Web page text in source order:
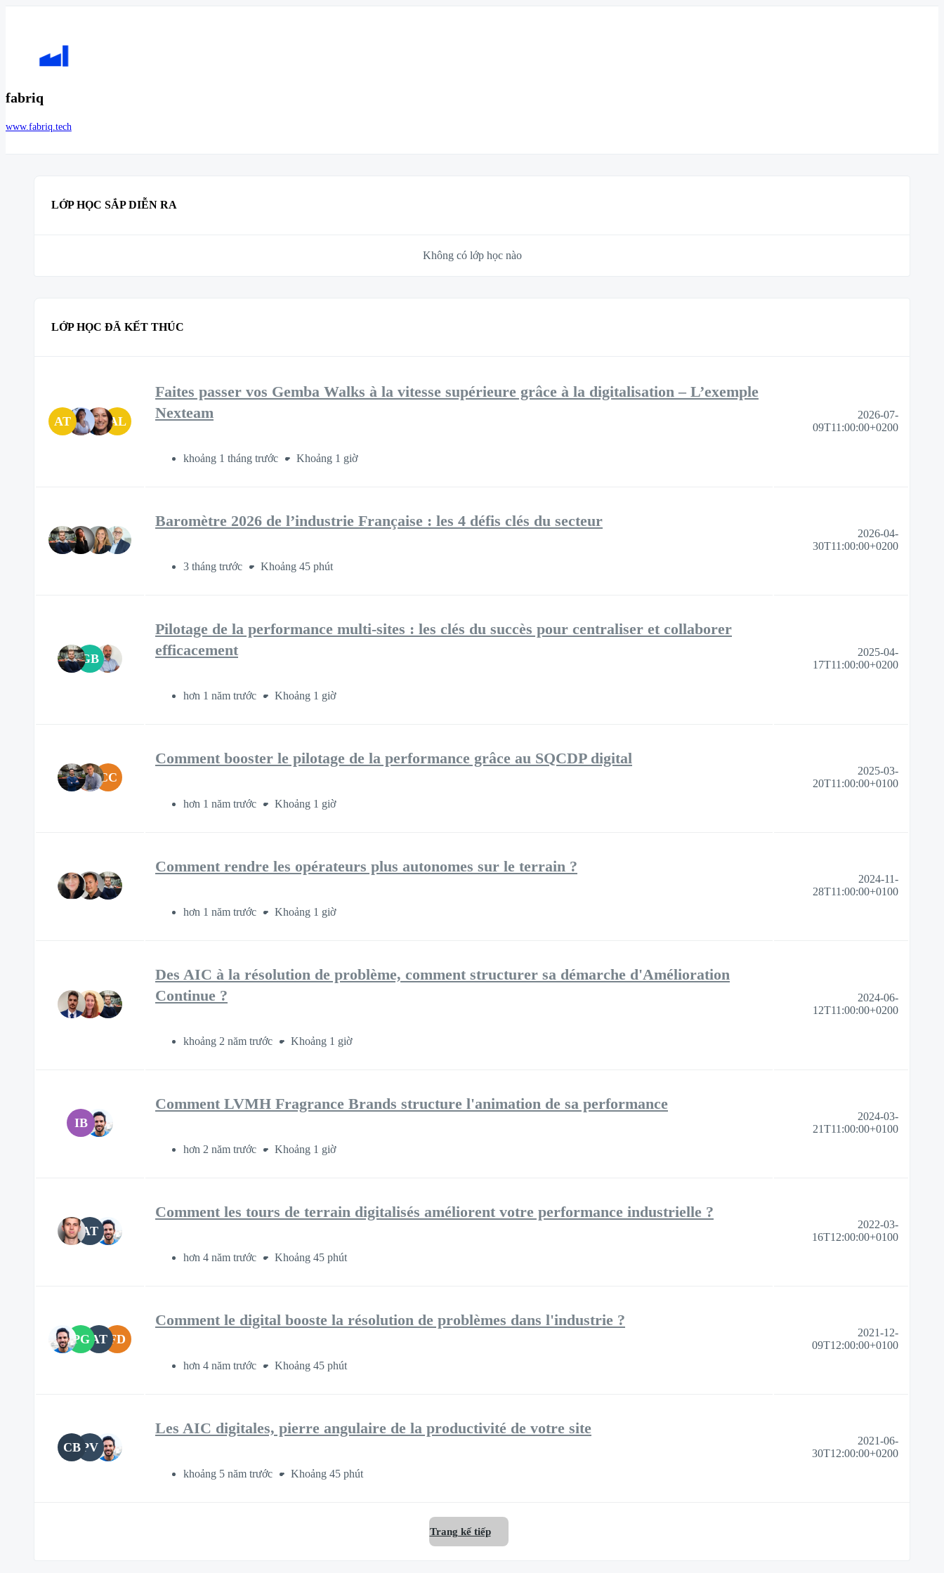
fabriq
www.fabriq.tech
LỚP HỌC SẮP DIỄN RA
Không có lớp học nào
LỚP HỌC ĐÃ KẾT THÚC
AT AL
Faites passer vos Gemba Walks à la vitesse supérieure grâce à la digitalisation – L’exemple
Nexteam
khoảng 1 tháng trước Khoảng 1 giờ
2026-07-
09T11:00:00+0200
Baromètre 2026 de l’industrie Française : les 4 défis clés du secteur
3 tháng trước Khoảng 45 phút
2026-04-
30T11:00:00+0200
GB
Pilotage de la performance multi-sites : les clés du succès pour centraliser et collaborer
efficacement
hơn 1 năm trước Khoảng 1 giờ
2025-04-
17T11:00:00+0200
CC
Comment booster le pilotage de la performance grâce au SQCDP digital
hơn 1 năm trước Khoảng 1 giờ
2025-03-
20T11:00:00+0100
Comment rendre les opérateurs plus autonomes sur le terrain ?
hơn 1 năm trước Khoảng 1 giờ
2024-11-
28T11:00:00+0100
Des AIC à la résolution de problème, comment structurer sa démarche d'Amélioration
Continue ?
khoảng 2 năm trước Khoảng 1 giờ
2024-06-
12T11:00:00+0200
IB
Comment LVMH Fragrance Brands structure l'animation de sa performance
hơn 2 năm trước Khoảng 1 giờ
2024-03-
21T11:00:00+0100
AT
Comment les tours de terrain digitalisés améliorent votre performance industrielle ?
hơn 4 năm trước Khoảng 45 phút
2022-03-
16T12:00:00+0100
PG AT FD
Comment le digital booste la résolution de problèmes dans l'industrie ?
hơn 4 năm trước Khoảng 45 phút
2021-12-
09T12:00:00+0100
CB PV
Les AIC digitales, pierre angulaire de la productivité de votre site
khoảng 5 năm trước Khoảng 45 phút
2021-06-
30T12:00:00+0200
Trang kế tiếp